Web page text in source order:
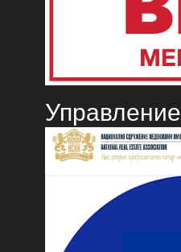
Управление